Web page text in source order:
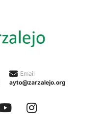
Email
ayto@zarzalejo.org